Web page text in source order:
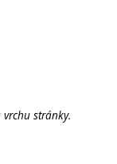
stránky.